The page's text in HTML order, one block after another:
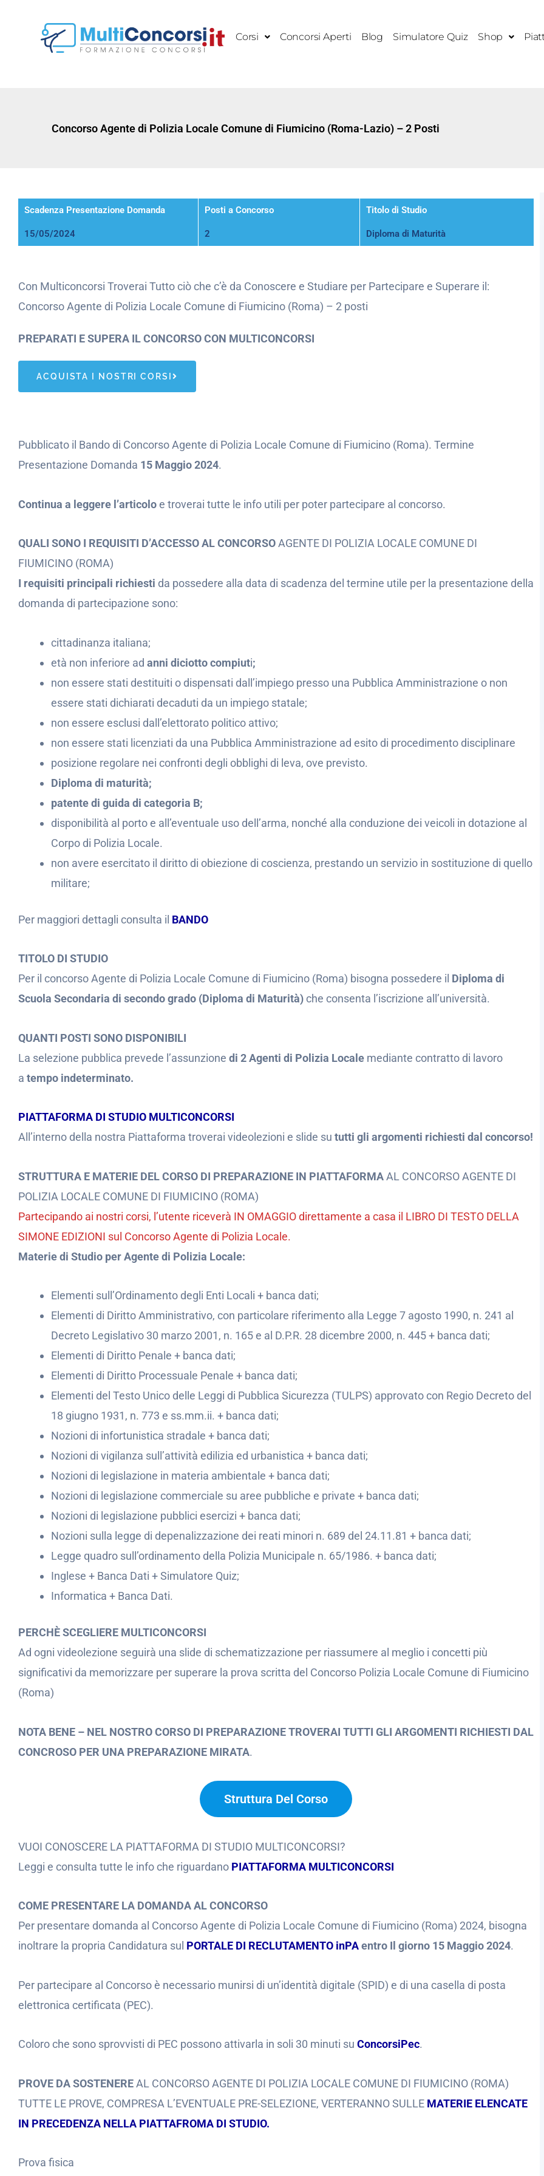
contenuto
Corsi Concorsi Aperti Blog Simulatore Quiz Shop
Concorso Agente di Polizia Locale Comune di Fiumicino (Roma-Lazio) – 2 Posti
Scadenza Presentazione Domanda
15/05/2024
Posti a Concorso
2
Titolo di Studio
Diploma di Maturità
Con Multiconcorsi Troverai Tutto ciò che c’è da Conoscere e Studiare per Partecipare e Superare il:
Concorso Agente di Polizia Locale Comune di Fiumicino (Roma) – 2 posti
PREPARATI E SUPERA IL CONCORSO CON MULTICONCORSI
ACQUISTA I NOSTRI CORSI
Pubblicato il Bando di Concorso Agente di Polizia Locale Comune di Fiumicino (Roma). Termine
Presentazione Domanda 15 Maggio 2024.
Continua a leggere l’articoloe troverai tutte le info utili per poter partecipare al concorso.
QUALI SONO I REQUISITI D’ACCESSO AL CONCORSOAGENTE DI POLIZIA LOCALE COMUNE DI
FIUMICINO (ROMA)
I requisiti principali richiesti da possedere alla data di scadenza del termine utile per la presentazione della
domanda di partecipazione sono:
cittadinanza italiana;
età non inferiore ad anni diciotto compiuti;
non essere stati destituiti o dispensati dall’impiego presso una Pubblica Amministrazione o non
essere stati dichiarati decaduti da un impiego statale;
non essere esclusi dall’elettorato politico attivo;
non essere stati licenziati da una Pubblica Amministrazione ad esito di procedimento disciplinare
posizione regolare nei confronti degli obblighi di leva, ove previsto.
Diploma di maturità;
patente di guida di categoria B;
disponibilità al porto e all’eventuale uso dell’arma, nonché alla conduzione dei veicoli in dotazione al
Corpo di Polizia Locale.
non avere esercitato il diritto di obiezione di coscienza, prestando un servizio in sostituzione di quello
militare;
Per maggiori dettagli consulta il BANDO
TITOLO DI STUDIO
Per il concorso Agente di Polizia Locale Comune di Fiumicino (Roma) bisogna possedere il Diploma di
Scuola Secondaria di secondo grado (Diploma di Maturità)che consenta l’iscrizione all’università.
QUANTI POSTI SONO DISPONIBILI
La selezione pubblica prevede l’assunzione di 2 Agenti di Polizia Locale mediante contratto di lavoro
a tempo indeterminato.
PIATTAFORMA DI STUDIO MULTICONCORSI
All’interno della nostra Piattaforma troverai videolezioni e slide su tutti gli argomenti richiesti dal concorso!
STRUTTURA E MATERIE DEL CORSO DI PREPARAZIONE IN PIATTAFORMAAL CONCORSO AGENTE DI
POLIZIA LOCALE COMUNE DI FIUMICINO (ROMA)
Partecipando ai nostri corsi, l’utente riceverà IN OMAGGIO direttamente a casa il LIBRO DI TESTO DELLA
SIMONE EDIZIONI sul Concorso Agente di Polizia Locale.
Materie di Studio per Agente di Polizia Locale:
Elementi sull’Ordinamento degli Enti Locali + banca dati;
Elementi di Diritto Amministrativo, con particolare riferimento alla Legge 7 agosto 1990, n. 241 al
Decreto Legislativo 30 marzo 2001, n. 165 e al D.P.R. 28 dicembre 2000, n. 445 + banca dati;
Elementi di Diritto Penale + banca dati;
Elementi di Diritto Processuale Penale + banca dati;
Elementi del Testo Unico delle Leggi di Pubblica Sicurezza (TULPS) approvato con Regio Decreto del
18 giugno 1931, n. 773 e ss.mm.ii. + banca dati;
Nozioni di infortunistica stradale + banca dati;
Nozioni di vigilanza sull’attività edilizia ed urbanistica + banca dati;
Nozioni di legislazione in materia ambientale + banca dati;
Nozioni di legislazione commerciale su aree pubbliche e private + banca dati;
Nozioni di legislazione pubblici esercizi + banca dati;
Nozioni sulla legge di depenalizzazione dei reati minori n. 689 del 24.11.81 + banca dati;
Legge quadro sull’ordinamento della Polizia Municipale n. 65/1986. + banca dati;
Inglese + Banca Dati + Simulatore Quiz;
Informatica + Banca Dati.
PERCHÈ SCEGLIERE MULTICONCORSI
Ad ogni videolezione seguirà una slide di schematizzazione per riassumere al meglio i concetti più
significativi da memorizzare per superare la prova scritta del Concorso Polizia Locale Comune di Fiumicino
(Roma)
NOTA BENE – NEL NOSTRO CORSO DI PREPARAZIONE TROVERAI TUTTI GLI ARGOMENTI RICHIESTI DAL
CONCROSO PER UNA PREPARAZIONE MIRATA.
Struttura Del Corso
VUOI CONOSCERE LA PIATTAFORMA DI STUDIO MULTICONCORSI?
Leggi e consulta tutte le info che riguardano PIATTAFORMA MULTICONCORSI
COME PRESENTARE LA DOMANDA AL CONCORSO
Per presentare domanda al Concorso Agente di Polizia Locale Comune di Fiumicino (Roma) 2024, bisogna
inoltrare la propria Candidatura sul PORTALE DI RECLUTAMENTO inPAentro Il giorno 15 Maggio 2024.
Per partecipare al Concorso è necessario munirsi di un’identità digitale (SPID) e di una casella di posta
elettronica certificata (PEC).
Coloro che sono sprovvisti di PEC possono attivarla in soli 30 minuti su ConcorsiPec.
PROVE DA SOSTENEREAL CONCORSO AGENTE DI POLIZIA LOCALE COMUNE DI FIUMICINO (ROMA)
TUTTE LE PROVE, COMPRESA L’EVENTUALE PRE-SELEZIONE, VERTERANNO SULLE MATERIE ELENCATE
IN PRECEDENZA NELLA PIATTAFROMA DI STUDIO.
Prova fisica